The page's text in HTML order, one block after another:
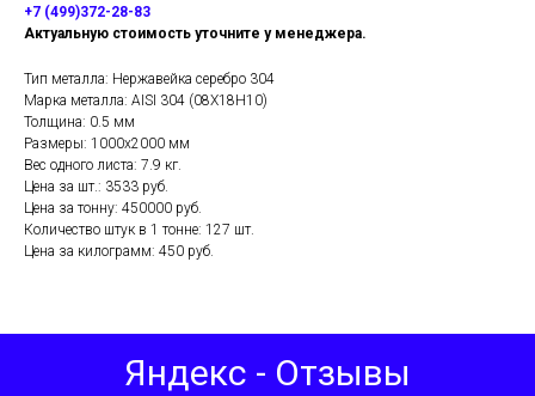
+7 (499)372-28-83
Актуальную стоимость уточните у менеджера.
Тип металла: Нержавейка серебро 304
Марка металла: AISI 304 (08Х18Н10)
Толщина: 0.5 мм
Размеры: 1000х2000 мм
Вес одного листа: 7.9 кг.
Цена за шт.: 3533 руб.
Цена за тонну: 450000 руб.
Количество штук в 1 тонне: 127 шт.
Цена за килограмм: 450 руб.
Яндекс - Отзывы